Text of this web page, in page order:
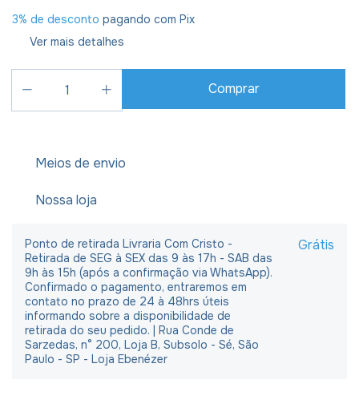
3% de desconto pagando com Pix
Ver mais detalhes
Meios de envio
Nossa loja
Ponto de retirada Livraria Com Cristo -
Retirada de SEG à SEX das 9 às 17h - SAB das
9h às 15h (após a confirmação via WhatsApp).
Confirmado o pagamento, entraremos em
contato no prazo de 24 à 48hrs úteis
informando sobre a disponibilidade de
retirada do seu pedido. | Rua Conde de
Sarzedas, n° 200, Loja B, Subsolo - Sé, São
Paulo - SP - Loja Ebenézer
Grátis